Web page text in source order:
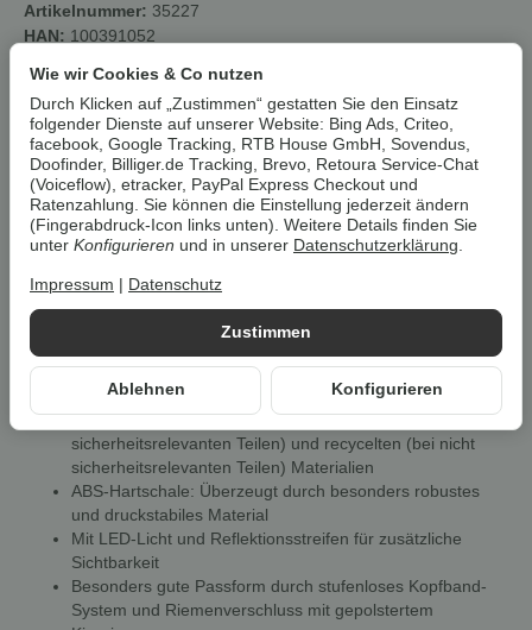
Artikelnummer: 35227
HAN: 100391052
Beschreibung
Um dieUmwelt zu schonen, vermeiden wir aufwendige
Umverpackungen. Wenn immer es möglich ist, versenden wir Ihre
Bestellung im
Originalkarton des Herstellers
Prophete Eco Urban Fahrradhelm
Eigenschaften
Geeignet für Jugendliche und Erwachsene
Hergestellt aus bis zu 67 % nachhaltigen (bei
sicherheitsrelevanten Teilen) und recycelten (bei nicht
sicherheitsrelevanten Teilen) Materialien
ABS-Hartschale: Überzeugt durch besonders robustes
und druckstabiles Material
Mit LED-Licht und Reflektionsstreifen für zusätzliche
Sichtbarkeit
Besonders gute Passform durch stufenloses Kopfband-
System und Riemenverschluss mit gepolstertem
Zustimmen
Ablehnen Konfigurieren
Wie wir Cookies & Co nutzen
Durch Klicken auf „Zustimmen“ gestatten Sie den Einsatz
folgender Dienste auf unserer Website: Bing Ads, Criteo,
facebook, Google Tracking, RTB House GmbH, Sovendus,
Doofinder, Billiger.de Tracking, Brevo, Retoura Service-Chat
(Voiceflow), etracker, PayPal Express Checkout und
Ratenzahlung. Sie können die Einstellung jederzeit ändern
(Fingerabdruck-Icon links unten). Weitere Details finden Sie
unter Konfigurieren und in unserer Datenschutzerklärung
Impressum Datenschutz